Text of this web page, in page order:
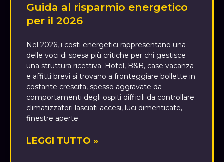
Guida al risparmio energetico
per il 2026
Nel 2026, i costi energetici rappresentano una
delle voci di spesa più critiche per chi gestisce
una struttura ricettiva. Hotel, B&B, case vacanza
e affitti brevi si trovano a fronteggiare bollette in
costante crescita, spesso aggravate da
comportamenti degli ospiti difficili da controllare:
climatizzatori lasciati accesi, luci dimenticate,
finestre aperte
LEGGI TUTTO »